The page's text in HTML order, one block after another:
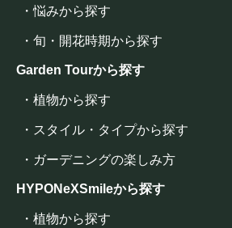
・悩みから探す
・旬・開花時期から探す
Garden Tourから探す
・植物から探す
・スタイル・タイプから探す
・ガーデニングの楽しみ方
HYPONeXSmileから探す
・植物から探す